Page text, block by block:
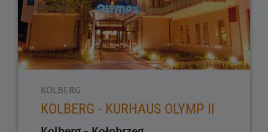
KOLBERG
KOLBERG - KURHAUS OLYMP II